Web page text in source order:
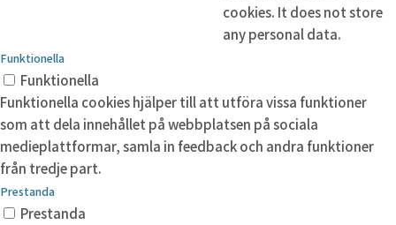
cookies. It does not store
any personal data.
Funktionella
Funktionella
Funktionella cookies hjälper till att utföra vissa funktioner
som att dela innehållet på webbplatsen på sociala
medieplattformar, samla in feedback och andra funktioner
från tredje part.
Prestanda
Prestanda